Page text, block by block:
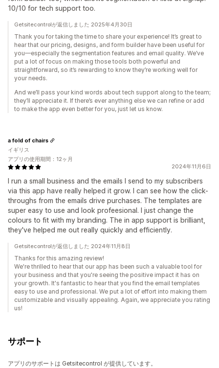
10/10 for tech support too.
Getsitecontrolが返信しました 2025年4月30日
Thank you for taking the time to share your experience! It’s great to
hear that our pricing, designs, and form builder have been useful for
you—especially the segmentation features and email quality. We’ve
put a lot of focus on making those tools both powerful and
straightforward, so it’s rewarding to know they’re working well for
your needs.
And we’ll pass your kind words about tech support along to the team;
they’ll appreciate it. If there’s ever anything else we can refine or add
to make the app even better for you, just let us know.
2024年11月6日
I run a small business and the emails I send to my subscribers
via this app have really helped it grow. I can see how the click-
throughs from the emails drive purchases. The templates are
super easy to use and look profeesional. I just change the
colours to fit with my branding. The in app support is brilliant,
they've helped me out really quickly and efficiently.
a fold of chairs
イギリス
アプリの使用期間：12ヶ月
Getsitecontrolが返信しました 2024年11月8日
Thanks for this amazing review!
We're thrilled to hear that our app has been such a valuable tool for
your business and that you're seeing the positive impact it has on
your growth. It's fantastic to hear that you find the email templates
easy to use and professional. We put a lot of effort into making them
customizable and visually appealing. Again, we appreciate you rating
us!
サポート
アプリのサポートは Getsitecontrol が提供しています。